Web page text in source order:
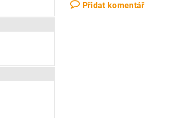
Přidat komentář